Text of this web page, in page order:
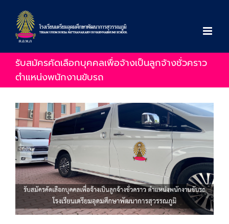
content
รับสมัครคัดเลือกบุคคลเพื่อจ้างเป็นลูกจ้างชั่วคราว
ตำแหน่งพนักงานขับรถ
View
Larger
Image